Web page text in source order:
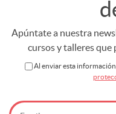
Apúntate a nuestra
cursos y talleres que
Al enviar esta